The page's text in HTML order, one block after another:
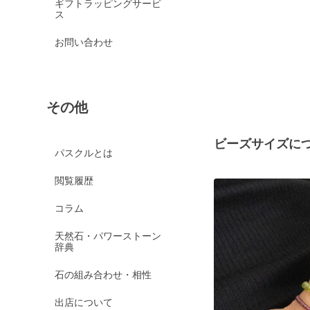
ギフトラッピングサービ
ス
お問い合わせ
その他
パスクルとは
閲覧履歴
コラム
天然石・パワーストーン
辞典
石の組み合わせ・相性
出店について
ビーズサイズに